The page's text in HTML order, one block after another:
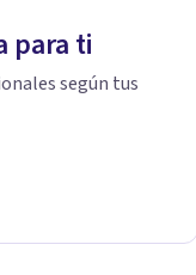
para ti
según tus